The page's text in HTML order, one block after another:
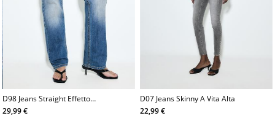
D98 Jeans Straight Effetto
Vintage L01499499
29,99 €
D07 Jeans Skinny A Vita Alta
22,99 €